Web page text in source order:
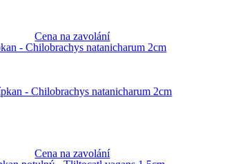
Cena na zavolání
- Chilobrachys natanicharum 2cm
Cena na zavolání